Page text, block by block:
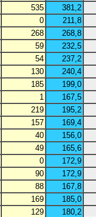
535
381,2
0
211,8
268
268,8
59
232,5
54
237,2
130
240,4
185
199,0
1
167,5
219
195,2
157
169,4
40
156,0
49
165,6
0
172,9
90
172,9
88
167,8
169
185,0
129
180,2